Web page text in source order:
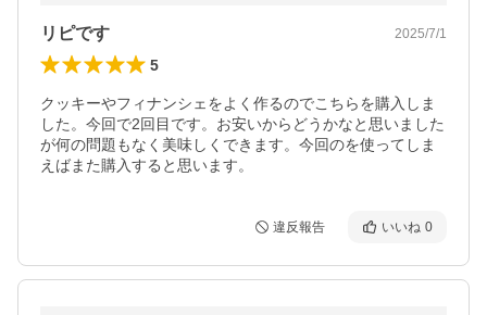
リピです 2025/7/1
5
クッキーやフィナンシェをよく作るのでこちらを購入しま
した。今回で2回目です。お安いからどうかなと思いました
が何の問題もなく美味しくできます。今回のを使ってしま
えばまた購入すると思います。
違反報告 いいね 0